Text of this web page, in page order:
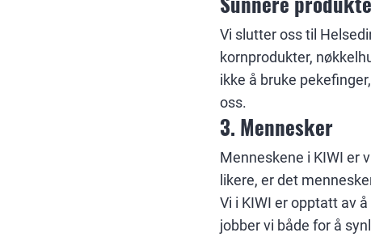
Vi slutter oss til
kornprodukter,
ikke å bruke
oss.
3. Mennesker
Menneskene i KIWI er
likere, er det
Vi i KIWI er opptatt av
jobber vi både for å